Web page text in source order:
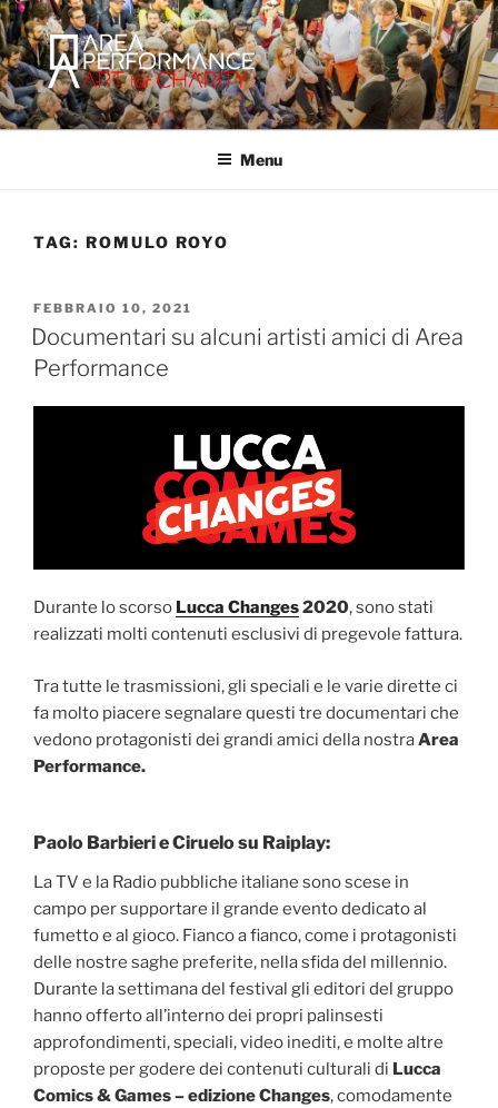
Salta
al
contenuto
AREA PERFORMANCE
Sito ufficiale della Onlus Area Performance.
Menu
TAG: ROMULO ROYO
PUBBLICATO
IL
FEBBRAIO 10, 2021
Documentari su alcuni artisti amici di Area
Performance
Durante lo scorso Lucca Changes2020, sono stati
realizzati molti contenuti esclusivi di pregevole fattura.
Tra tutte le trasmissioni, gli speciali e le varie dirette ci
fa molto piacere segnalare questi tre documentari che
vedono protagonisti dei grandi amici della nostraArea
Performance.
Paolo Barbieri e Ciruelo su Raiplay:
La TV e la Radio pubbliche italiane sono scese in
campo per supportare il grande evento dedicato al
fumetto e al gioco. Fianco a fianco, come i protagonisti
delle nostre saghe preferite, nella sfida del millennio.
Durante la settimana del festival gli editori del gruppo
hanno offerto all’interno dei propri palinsesti
approfondimenti, speciali, video inediti, e molte altre
proposte per godere dei contenuti culturali di Lucca
Comics & Games – edizione Changes, comodamente